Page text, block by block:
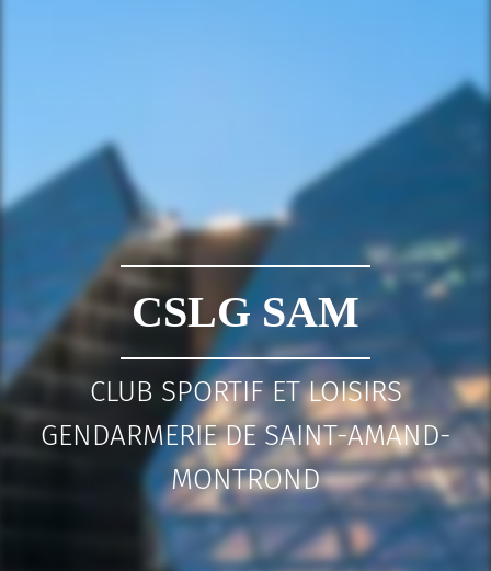
CSLG SAM
CLUB SPORTIF ET LOISIRS
GENDARMERIE DE SAINT-AMAND-
MONTROND